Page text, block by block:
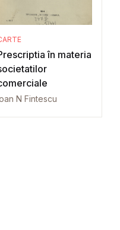
în materia
N Fintescu